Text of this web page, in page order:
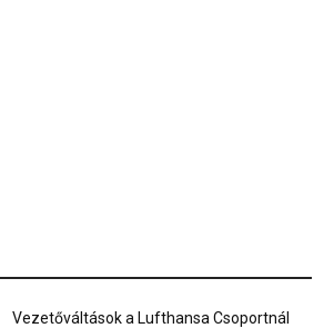
Vezetőváltások a Lufthansa Csoportnál